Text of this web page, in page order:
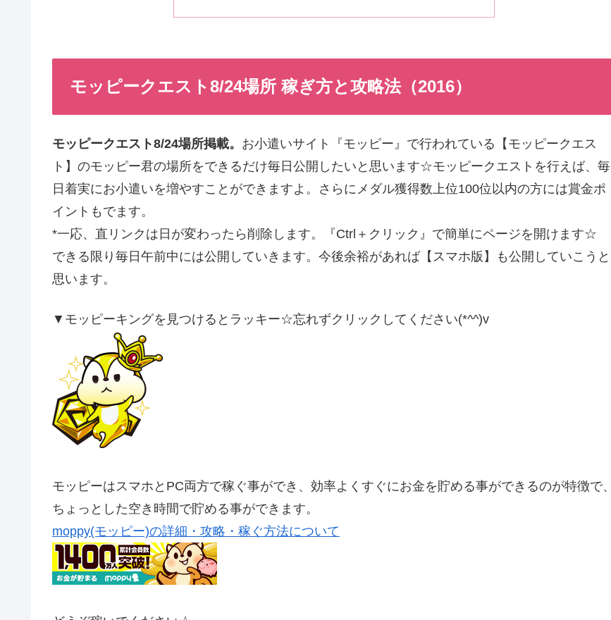
モッピークエスト8/24場所 稼ぎ方と攻略法（2016）
モッピークエスト8/24場所掲載。 お小遣いサイト『モッピー』で行われている【モッピークエス
ト】のモッピー君の場所をできるだけ毎日公開したいと思います☆モッピークエストを行えば、毎
日着実にお小遣いを増やすことができますよ。さらにメダル獲得数上位100位以内の方には賞金ポ
イントもでます。
*一応、直リンクは日が変わったら削除します。『Ctrl＋クリック』で簡単にページを開けます☆
できる限り毎日午前中には公開していきます。今後余裕があれば【スマホ版】も公開していこうと
思います。
▼モッピーキングを見つけるとラッキー☆忘れずクリックしてください(*^^)v
モッピーはスマホとPC両方で稼ぐ事ができ、効率よくすぐにお金を貯める事ができるのが特徴で、
ちょっとした空き時間で貯める事ができます。
moppy(モッピー)の詳細・攻略・稼ぐ方法について